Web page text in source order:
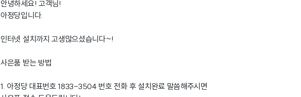
안녕하세요! 고객님!
아정당입니다.
인터넷 설치까지 고생많으셨습니다~!
사은품 받는 방법
1. 아정당 대표번호 1833-3504 번호 전화 후 설치완료 말씀해주시면